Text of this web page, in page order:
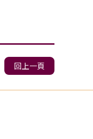
回上一頁